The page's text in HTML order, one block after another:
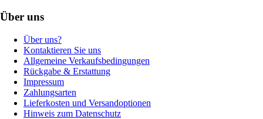
Über uns
Über uns?
Kontaktieren Sie uns
Allgemeine Verkaufsbedingungen
Rückgabe & Erstattung
Impressum
Zahlungsarten
Lieferkosten und Versandoptionen
Hinweis zum Datenschutz